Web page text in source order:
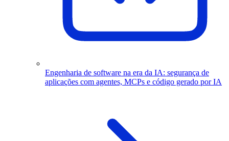
Engenharia de software na era da IA: segurança de
aplicações com agentes, MCPs e código gerado por IA